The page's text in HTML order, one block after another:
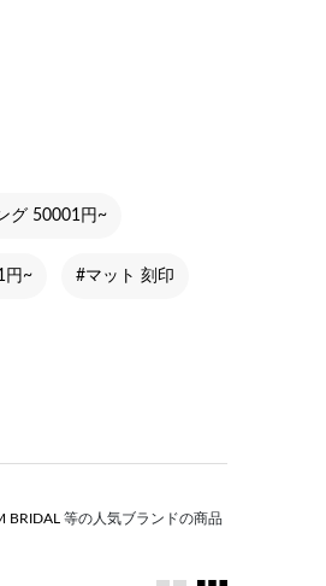
グ 50001円~
円~ #マット 刻印
BRIDAL
等の人気ブランドの商品